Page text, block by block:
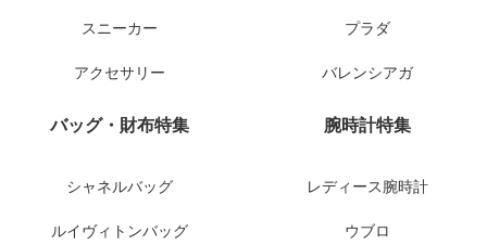
スニーカー
アクセサリー
プラダ
バレンシアガ
バッグ・財布特集
シャネルバッグ
ルイヴィトンバッグ
腕時計特集
レディース腕時計
ウブロ